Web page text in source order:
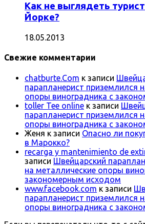
Как не выглядеть
Йорке?
18.05.2013
Свежие комментарии
chatburte.Com к записи
парапланерист приземлился
опоры виноградника с
toller Tee online к записи
парапланерист приземлился
опоры виноградника с
Женя к записи Опасно ли
в Марокко?
recarga y mantenimiento de
записи Швейцарский
на металлические опоры
закономерным исходом
www.facebook.com к записи
парапланерист приземлился
опоры виноградника с